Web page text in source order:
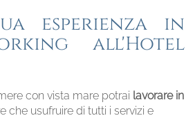
esperienza in
all'Hotel
con vista mare potrai lavorare in
che usufruire di tutti i servizi e